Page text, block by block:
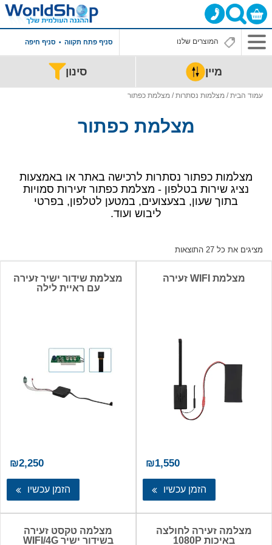
סניף פתח תקווה סניף חיפה
מיין סינון
עמוד הבית/ מצלמות נסתרות/ מצלמת כפתור
מצלמת כפתור
מצלמות כפתור נסתרות לרכישה באתר או באמצעות
נציג שירות בטלפון - מצלמת כפתור זעירות סמויות
בתוך שעון, בצעצועים, במטען לטלפון, בפרטי
ליבוש ועוד.
מציגים את כל ⁦27⁩ התוצאות
ממוין
לפי
מהזול
מצלמת WIFI זעירה
₪1,550
הזמן עכשיו
מצלמת שידור ישיר זעירה
עם ראיית לילה
₪2,250
הזמן עכשיו
מצלמה זעירה לחולצה
באיכות 1080P
מצלמה טקסט זעירה
בשידור ישיר WIFI/4G